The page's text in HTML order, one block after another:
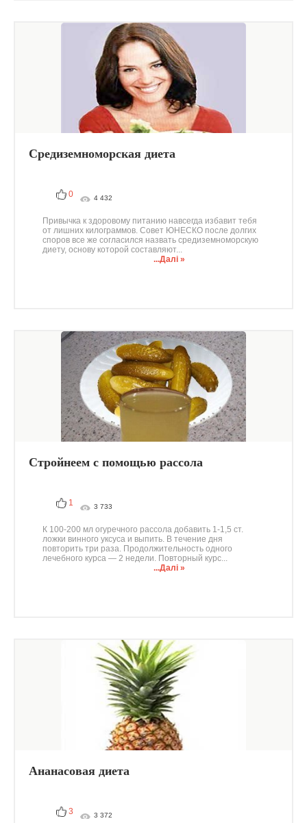
Средиземноморская диета
0 4 432
Привычка к здоровому питанию навсегда избавит тебя
от лишних килограммов. Совет ЮНЕСКО после долгих
споров все же согласился назвать средиземноморскую
диету, основу которой составляют...
...Далі »
Стройнеем с помощью рассола
1 3 733
К 100-200 мл огуречного рассола добавить 1-1,5 ст.
ложки винного уксуса и выпить. В течение дня
повторить три раза. Продолжительность одного
лечебного курса — 2 недели. Повторный курс...
...Далі »
Ананасовая диета
3 3 372